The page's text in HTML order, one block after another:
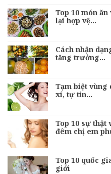
Top 10 món
lại hợp vệ…
Cách nhận
tăng trưởng…
Tạm biệt vùng
xí, tự tin…
Top 10 sự thật
đêm chị em
Top 10 quốc
giới